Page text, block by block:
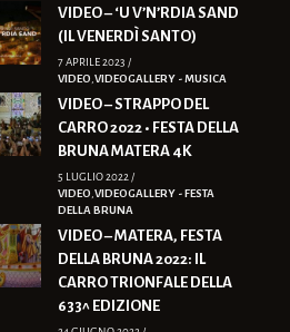
VIDEO – ‘U V’N’RDIA SAND
(IL VENERDÌ SANTO)
7 APRILE 2023 /
VIDEO VIDEOGALLERY - MUSICA
VIDEO – STRAPPO DEL
CARRO 2022 • FESTA DELLA
BRUNA MATERA 4K
5 LUGLIO 2022 /
VIDEO VIDEOGALLERY - FESTA
DELLA BRUNA
VIDEO – MATERA, FESTA
DELLA BRUNA 2022: IL
CARRO TRIONFALE DELLA
633^ EDIZIONE